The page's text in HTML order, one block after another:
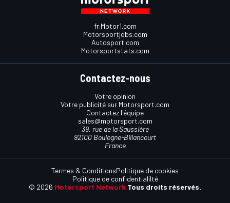
fr.Motor1.com
Motorsportjobs.com
Autosport.com
Motorsportstats.com
Contactez-nous
Votre opinion
Votre publicité sur Motorsport.com
Contactez l'équipe
sales@motorsport.com
39, rue de la Saussière
92100 Boulogne-Billancourt
France
© 2026 Motorsport Network Tous droits réservés.
Termes & ConditionsPolitique de cookies
Politique de confidentialilté